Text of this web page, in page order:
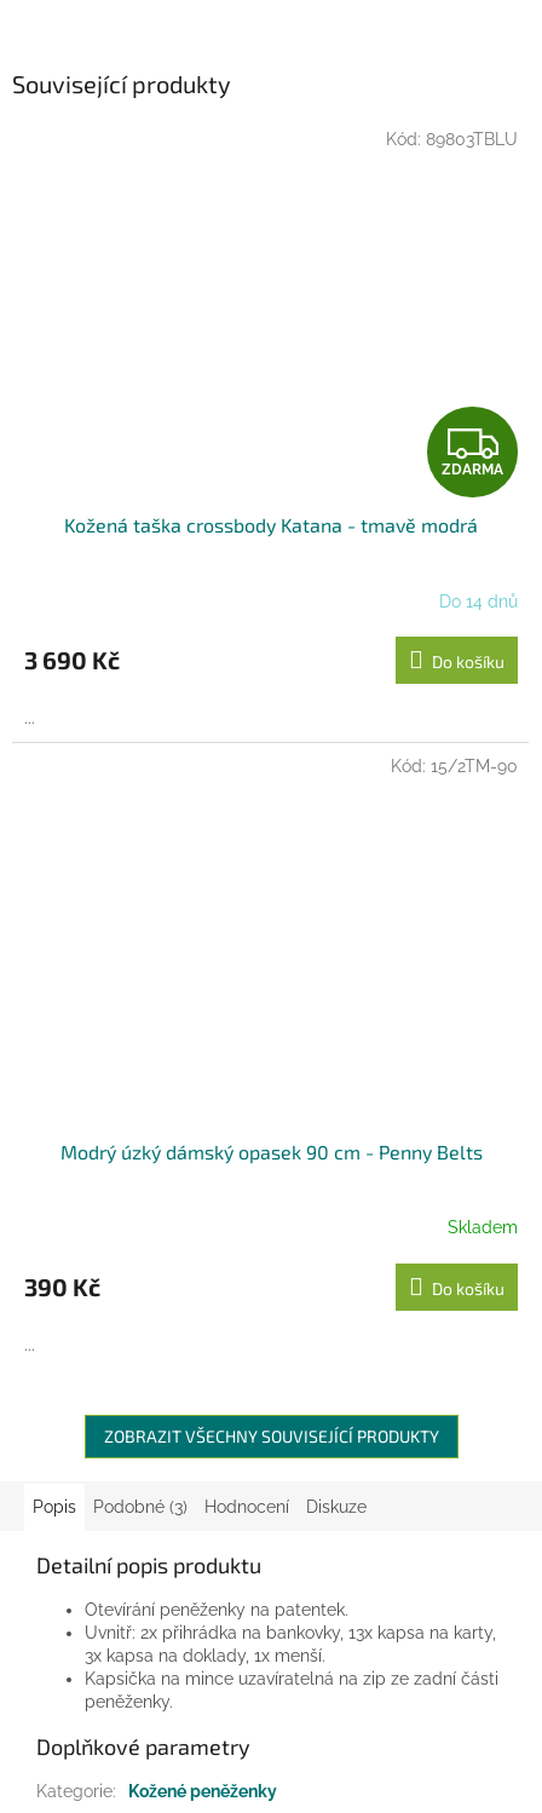
Související produkty
Z
D
R
M
A
ZDARMA
Kožená taška crossbody Katana - tmavě modrá
Do 14 dnů
3 690 Kč Do košíku
...
Kód: 89803TBLU
Modrý úzký dámský opasek 90 cm - Penny Belts
Skladem
390 Kč Do košíku
...
Kód: 15/2TM-90
ZOBRAZIT VŠECHNY SOUVISEJÍCÍ PRODUKTY
Popis Podobné (3) Hodnocení Diskuze
Detailní popis produktu
Otevírání peněženky na patentek.
Uvnitř: 2x přihrádka na bankovky, 13x kapsa na karty,
3x kapsa na doklady, 1x menší.
Kapsička na mince uzavíratelná na zip ze zadní části
peněženky.
Doplňkové parametry
Kategorie:
Kožené peněženky